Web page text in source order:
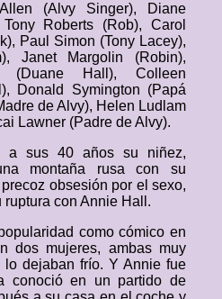
(Alvy Singer), Diane
Roberts (Rob), Carol
Paul Simon (Tony Lacey),
Janet Margolin (Robin),
(Duane Hall), Colleen
Donald Symington (Papá
de Alvy), Helen Ludlam
Lawner (Padre de Alvy).
a sus 40 años su niñez,
montaña rusa con su
obsesión por el sexo,
con Annie Hall.
como cómico en
dos mujeres, ambas muy
lo dejaban frío. Y Annie fue
conoció en un partido de